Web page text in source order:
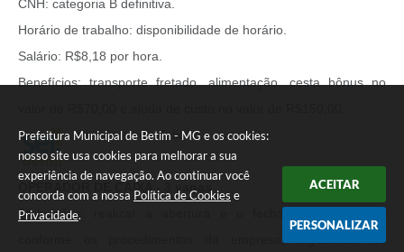
Prefeitura Municipal de Betim - MG e os cookies:
nosso site usa cookies para melhorar a sua
experiência de navegação. Ao continuar você
concorda com a nossa Política de Cookies e
Privacidade.
ACEITAR
PERSONALIZAR
CNH: categoria B definitiva.
Horário de trabalho: disponibilidade de horário.
Salário: R$8,18 por hora.
Benefícios: transporte fretado, alimentação, cesta bônus no
Somente moradores de Betim.
Atribuições: realizar a abertura e o fechamento do caixa,
conforme os procedimentos da empresa, registrando os